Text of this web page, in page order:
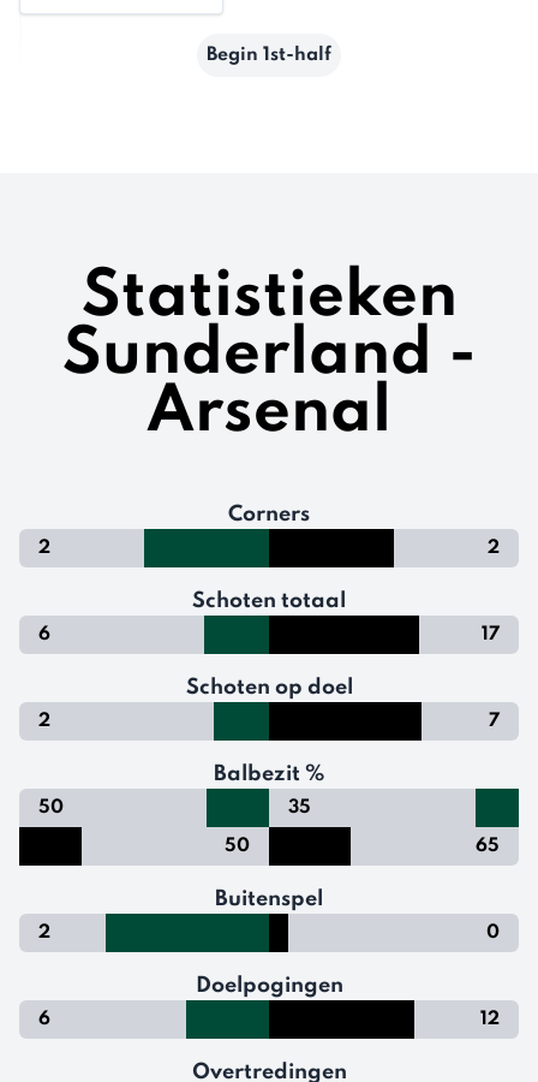
Begin 1st-half
Statistieken
Sunderland -
Arsenal
Corners
2 2
Schoten totaal
6 17
Schoten op doel
2 7
Balbezit %
50
35
50
65
Buitenspel
2 0
Doelpogingen
6 12
Overtredingen